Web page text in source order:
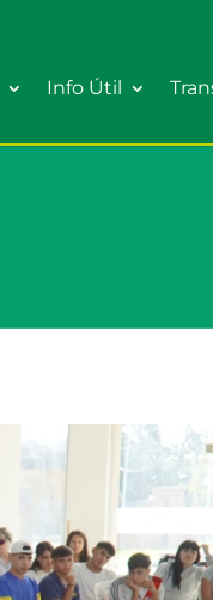
Info Útil